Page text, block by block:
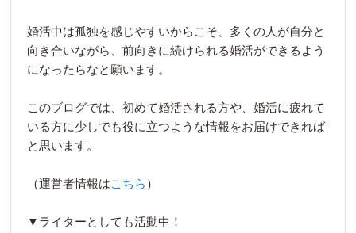
婚活中は孤独を感じやすいからこそ、多くの人が自分と
向き合いながら、前向きに続けられる婚活ができるよう
になったらなと願います。
このブログでは、初めて婚活される方や、婚活に疲れて
いる方に少しでも役に立つような情報をお届けできれば
と思います。
（運営者情報はこちら ）
▼ライターとしても活動中！